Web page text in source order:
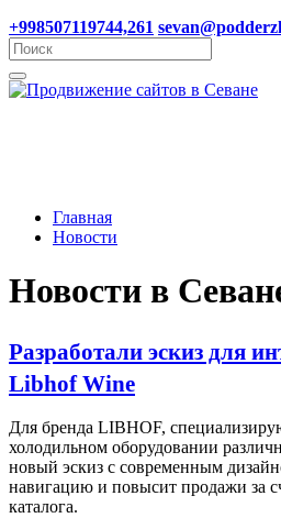
+998507119744,261
Главная
Новости
Новости в
Разработали эскиз для
Libhof Wine
Для бренда LIBHOF,
холодильном оборудовании
новый эскиз с современным
навигацию и повысит продажи за
каталога.